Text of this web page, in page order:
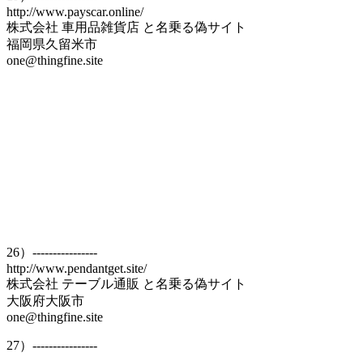
http://www.payscar.online/
株式会社 車用品雑貨店 と名乗る偽サイト
福岡県久留米市
one@thingfine.site
26）----------------
http://www.pendantget.site/
株式会社 テーブル通販 と名乗る偽サイト
大阪府大阪市
one@thingfine.site
27）----------------